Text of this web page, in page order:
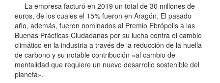
La empresa facturó en 2019 un total de 30 millones de
euros, de los cuales el 15% fueron en Aragón. El pasado
año, además, fueron nominados al Premio Ebrópolis a las
Buenas Prácticas Ciudadanas por su lucha contra el cambio
climático en la industria a través de la reducción de la huella
de carbono y su notable contribución «al cambio de
mentalidad que requiere un nuevo desarrollo sostenible del
planeta».